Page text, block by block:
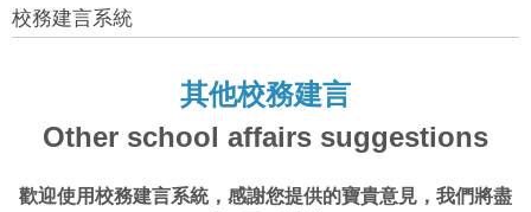
校務建言系統
其他校務建言
Other school affairs suggestions
歡迎使用校務建言系統，感謝您提供的寶貴意見，我們將盡